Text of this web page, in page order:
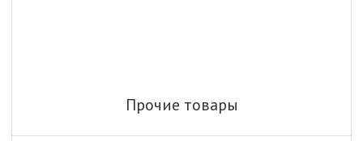
Прочие товары